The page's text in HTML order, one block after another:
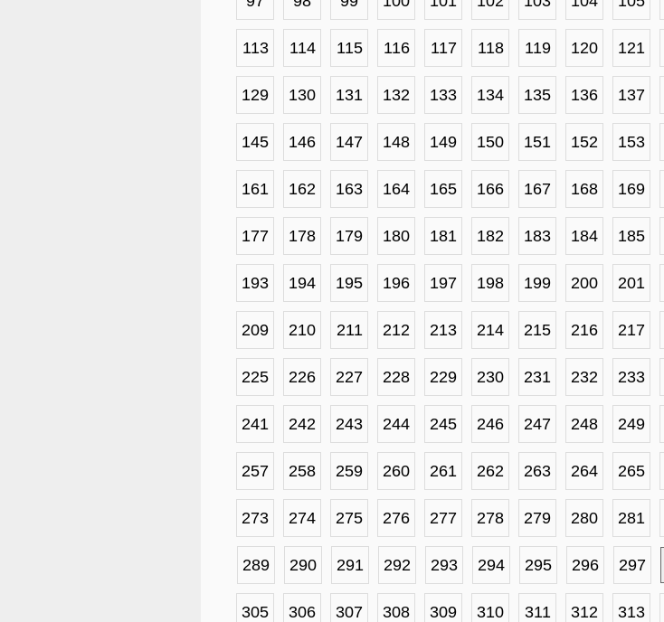
113 114 115 116 117 118 119 120 121
129 130 131 132 133 134 135 136 137
145 146 147 148 149 150 151 152 153
161 162 163 164 165 166 167 168 169
177 178 179 180 181 182 183 184 185
193 194 195 196 197 198 199 200 201
209 210 211 212 213 214 215 216 217
225 226 227 228 229 230 231 232 233
241 242 243 244 245 246 247 248 249
257 258 259 260 261 262 263 264 265
273 274 275 276 277 278 279 280 281
289 290 291 292 293 294 295 296 297
305 306 307 308 309 310 311 312 313